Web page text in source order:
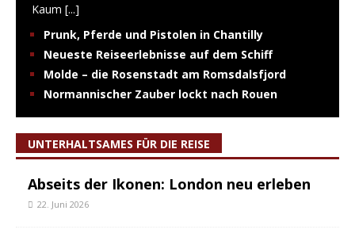
Kaum [...]
Prunk, Pferde und Pistolen in Chantilly
Neueste Reiseerlebnisse auf dem Schiff
Molde – die Rosenstadt am Romsdalsfjord
Normannischer Zauber lockt nach Rouen
UNTERHALTSAMES FÜR DIE REISE
Abseits der Ikonen: London neu erleben
22. Juni 2026